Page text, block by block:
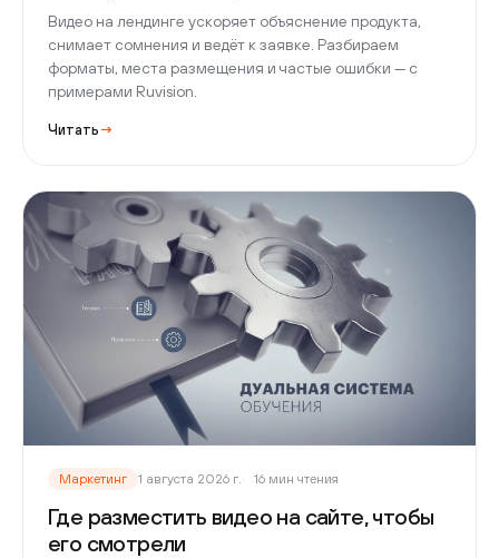
Видео на лендинге ускоряет объяснение продукта,
снимает сомнения и ведёт к заявке. Разбираем
форматы, места размещения и частые ошибки — с
примерами Ruvision.
Читать →
Маркетинг 1 августа 2026 г. 16 мин чтения
Где разместить видео на сайте, чтобы
его смотрели